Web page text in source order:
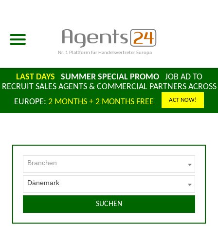
Nr. 1 Plattform für Handelsvertreter Europa
LAST DAYS SUMMER SPECIAL PROMOJOB AD TO
RECRUIT SALES AGENTS & COMMERCIAL PARTNERS ACROSS
EUROPE: 2 MONTHS + 2 MONTHS FREE ACT NOW!
Branchen
Dänemark
SUCHEN